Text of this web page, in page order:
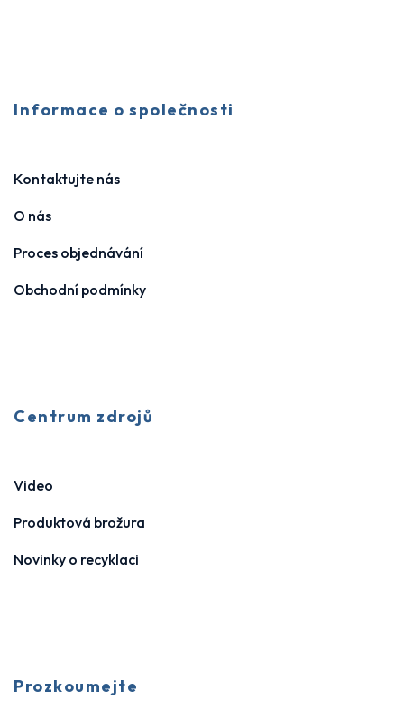
Informace o společnosti
Kontaktujte nás
O nás
Proces objednávání
Obchodní podmínky
Centrum zdrojů
Video
Produktová brožura
Novinky o recyklaci
Prozkoumejte